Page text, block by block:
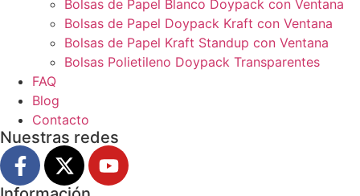
Bolsas de Papel Blanco Doypack con Ventana
Bolsas de Papel Doypack Kraft con Ventana
Bolsas de Papel Kraft Standup con Ventana
Bolsas Polietileno Doypack Transparentes
FAQ
Blog
Contacto
Nuestras redes